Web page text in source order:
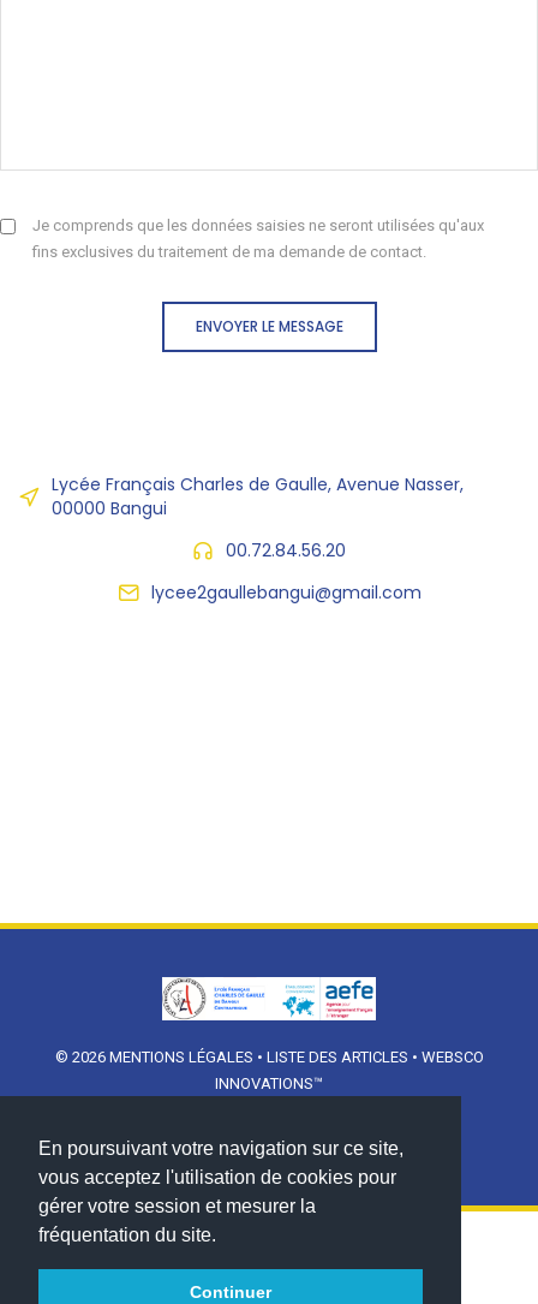
En poursuivant votre navigation sur ce site,
vous acceptez l'utilisation de cookies pour
gérer votre session et mesurer la
fréquentation du site.
Continuer
Je comprends que les données saisies ne seront utilisées qu'aux
fins exclusives du traitement de ma demande de contact.
ENVOYER LE MESSAGE
Lycée Français Charles de Gaulle, Avenue Nasser,
00000 Bangui
00.72.84.56.20
lycee2gaullebangui@gmail.com
© 2026 MENTIONS LÉGALES • LISTE DES ARTICLES • WEBSCO
INNOVATIONS™